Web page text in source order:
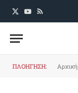
X
YouTube
RSS
ΠΛΟΗΓΗΣΗ: Αρχική